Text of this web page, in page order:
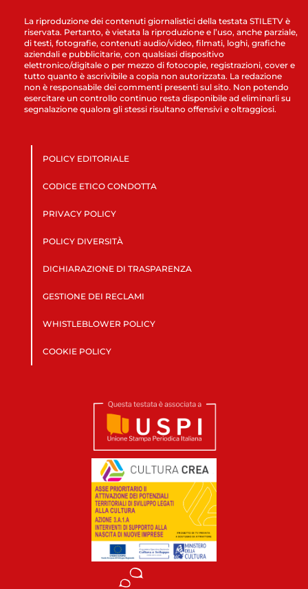
La riproduzione dei contenuti giornalistici della testata STILETV è
riservata. Pertanto, è vietata la riproduzione e l’uso, anche parziale,
di testi, fotografie, contenuti audio/video, filmati, loghi, grafiche
aziendali e pubblicitarie, con qualsiasi dispositivo
elettronico/digitale o per mezzo di fotocopie, registrazioni, cover e
tutto quanto è ascrivibile a copia non autorizzata. La redazione
non è responsabile dei commenti presenti sul sito. Non potendo
esercitare un controllo continuo resta disponibile ad eliminarli su
segnalazione qualora gli stessi risultano offensivi e oltraggiosi.
POLICY EDITORIALE
CODICE ETICO CONDOTTA
PRIVACY POLICY
POLICY DIVERSITÀ
DICHIARAZIONE DI TRASPARENZA
GESTIONE DEI RECLAMI
WHISTLEBLOWER POLICY
COOKIE POLICY